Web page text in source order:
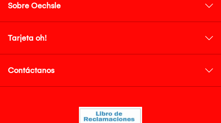
Sobre Oechsle
Tarjeta oh!
Contáctanos